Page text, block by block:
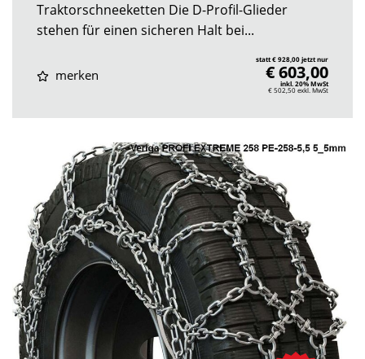
Traktorschneeketten Die D-Profil-Glieder
stehen für einen sicheren Halt bei...
merken
statt € 928,00 jetzt nur
€ 603,00
inkl. 20% MwSt
€ 502,50exkl. MwSt